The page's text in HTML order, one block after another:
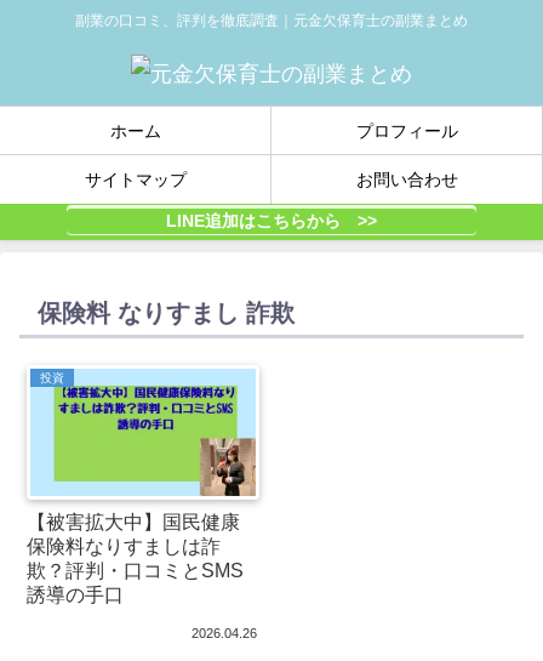
副業の口コミ、評判を徹底調査｜元金欠保育士の副業まとめ
ホーム プロフィール
サイトマップ お問い合わせ
LINE追加はこちらから >>
保険料 なりすまし 詐欺
投資
【被害拡大中】国民健康
保険料なりすましは詐
欺？評判・口コミとSMS
誘導の手口
2026.04.26